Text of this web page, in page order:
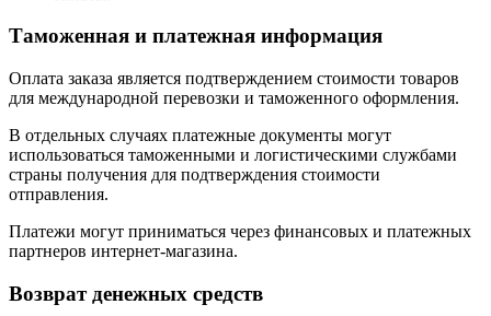
Таможенная и платежная информация
Оплата заказа является подтверждением стоимости товаров
для международной перевозки и таможенного оформления.
В отдельных случаях платежные документы могут
использоваться таможенными и логистическими службами
страны получения для подтверждения стоимости
отправления.
Платежи могут приниматься через финансовых и платежных
партнеров интернет-магазина.
Возврат денежных средств